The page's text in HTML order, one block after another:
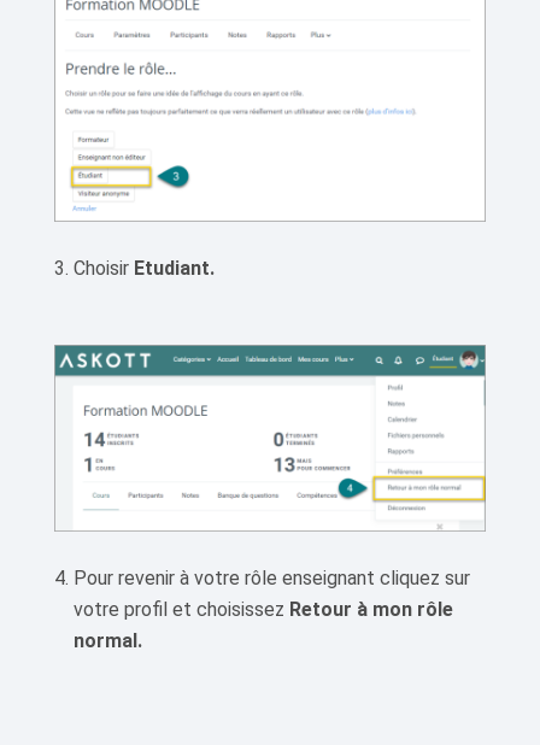
Choisir Etudiant.
Pour revenir à votre rôle enseignant cliquez sur
votre profil et choisissez Retour à mon rôle
normal.